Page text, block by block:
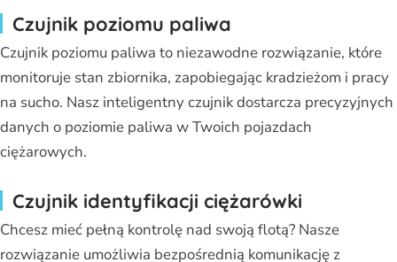
Czujnik poziomu paliwa
Czujnik poziomu paliwa to niezawodne rozwiązanie, które
monitoruje stan zbiornika, zapobiegając kradzieżom i pracy
na sucho. Nasz inteligentny czujnik dostarcza precyzyjnych
danych o poziomie paliwa w Twoich pojazdach
ciężarowych.
Czujnik identyfikacji ciężarówki
Chcesz mieć pełną kontrolę nad swoją flotą? Nasze
rozwiązanie umożliwia bezpośrednią komunikację z